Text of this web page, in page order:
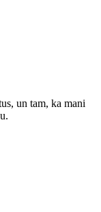
un tam, ka mani